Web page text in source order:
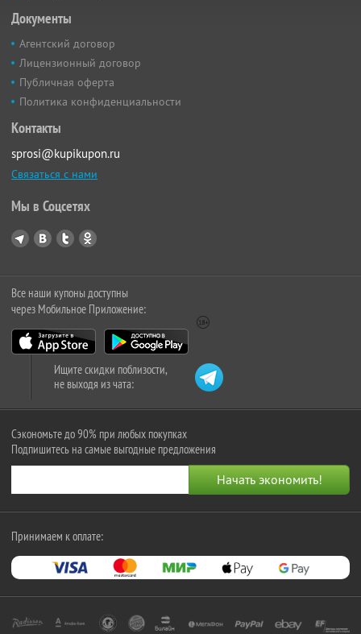
Документы
Агентский договор
Лицензионный договор
Публичная оферта
Политика конфиденциальности
Контакты
sprosi@kupikupon.ru
Связаться с нами
Мы в Соцсетях
Все наши купоны доступны
через Мобильное Приложение:
Ищите скидки поблизости,
не выходя из чата:
Сэкономьте до 90% при любых покупках
Подпишитесь на самые выгодные предложения
Принимаем к оплате: